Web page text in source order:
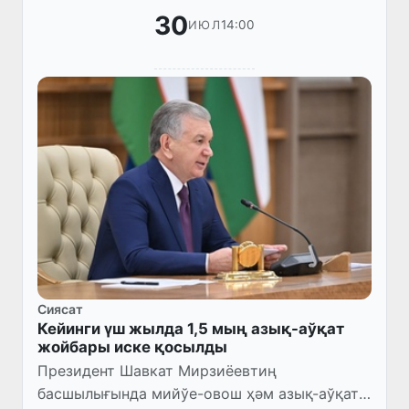
30ИЮЛ14:00
Сиясат
Кейинги үш жылда 1,5 мың азық-аўқат
жойбары иске қосылды
Президент Шавкат Мирзиёевтиң
басшылығында мийўе-овош ҳәм азық-аўқат